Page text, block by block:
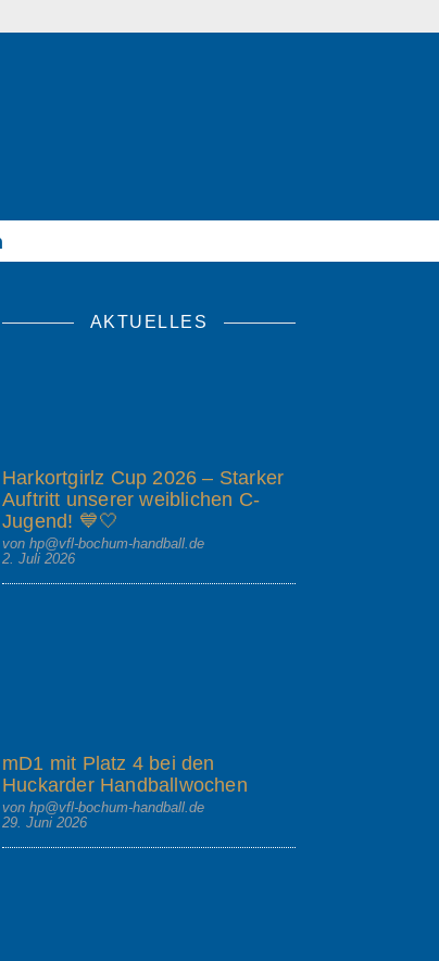
AKTUELLES
Harkortgirlz Cup 2026 – Starker
Auftritt unserer weiblichen C-
Jugend! 💙🤍
von hp@vfl-bochum-handball.de
2. Juli 2026
mD1 mit Platz 4 bei den
Huckarder Handballwochen
von hp@vfl-bochum-handball.de
29. Juni 2026